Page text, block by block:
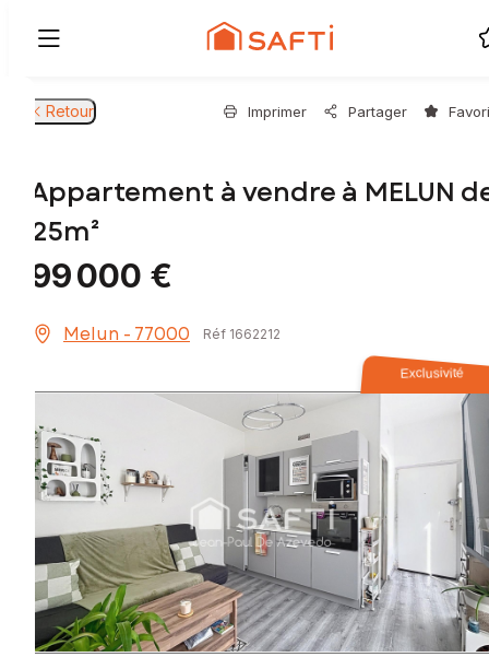
Retour Imprimer Partager
Appartement à vendre à MELUN
25m²
99 000 €
Melun - 77000 Réf 1662212
Exclusivité